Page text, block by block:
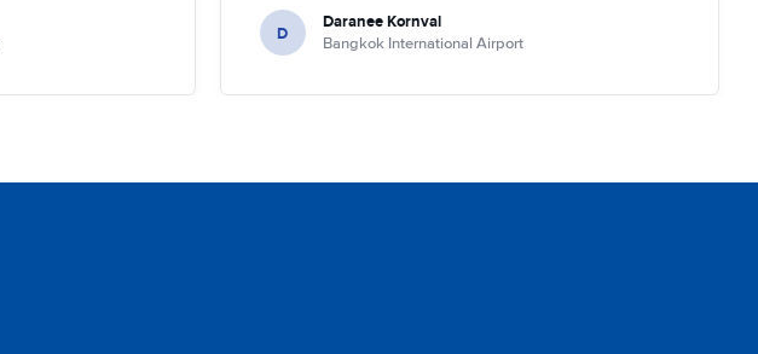
D Daranee Kornval
Bangkok International Airport